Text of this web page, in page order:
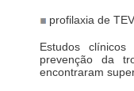
profilaxia de
Estudos
prevenção da
encontraram